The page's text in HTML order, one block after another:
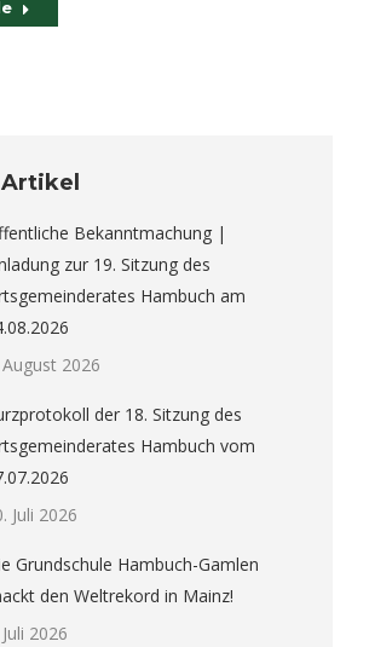
Bekanntmachung |
zur 19. Sitzung des
Hambuch am
August 2026
der 18. Sitzung des
Hambuch vom
Juli 2026
Grundschule Hambuch-Gamlen
den Weltrekord in Mainz!
2026